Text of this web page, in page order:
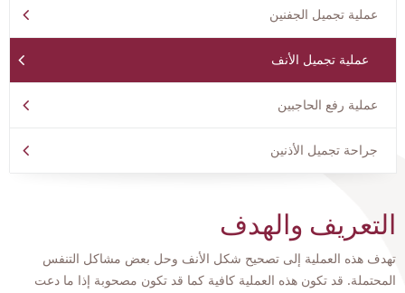
عملية تجميل الجفنين
عملية تجميل الأنف
عملية رفع الحاجبين
جراحة تجميل الأذنين
التعريف والهدف
تهدف هذه العملية إلى تصحيح شكل الأنف وحل بعض مشاكل التنفس
المحتملة. قد تكون هذه العملية كافية كما قد تكون مصحوبة إذا ما دعت